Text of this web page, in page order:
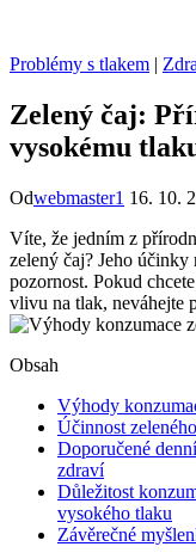
Problémy s tlakem |
Zelený čaj:
vysokému
Odwebmaster1 16. 10.
Víte, že jedním z
zelený čaj? Jeho
pozornost. Pokud
vlivu na tlak, neváhejte
Obsah
Výhody
Účinnost
Doporučené
zdraví
Důležitost
vysokého tlaku
Závěrečné